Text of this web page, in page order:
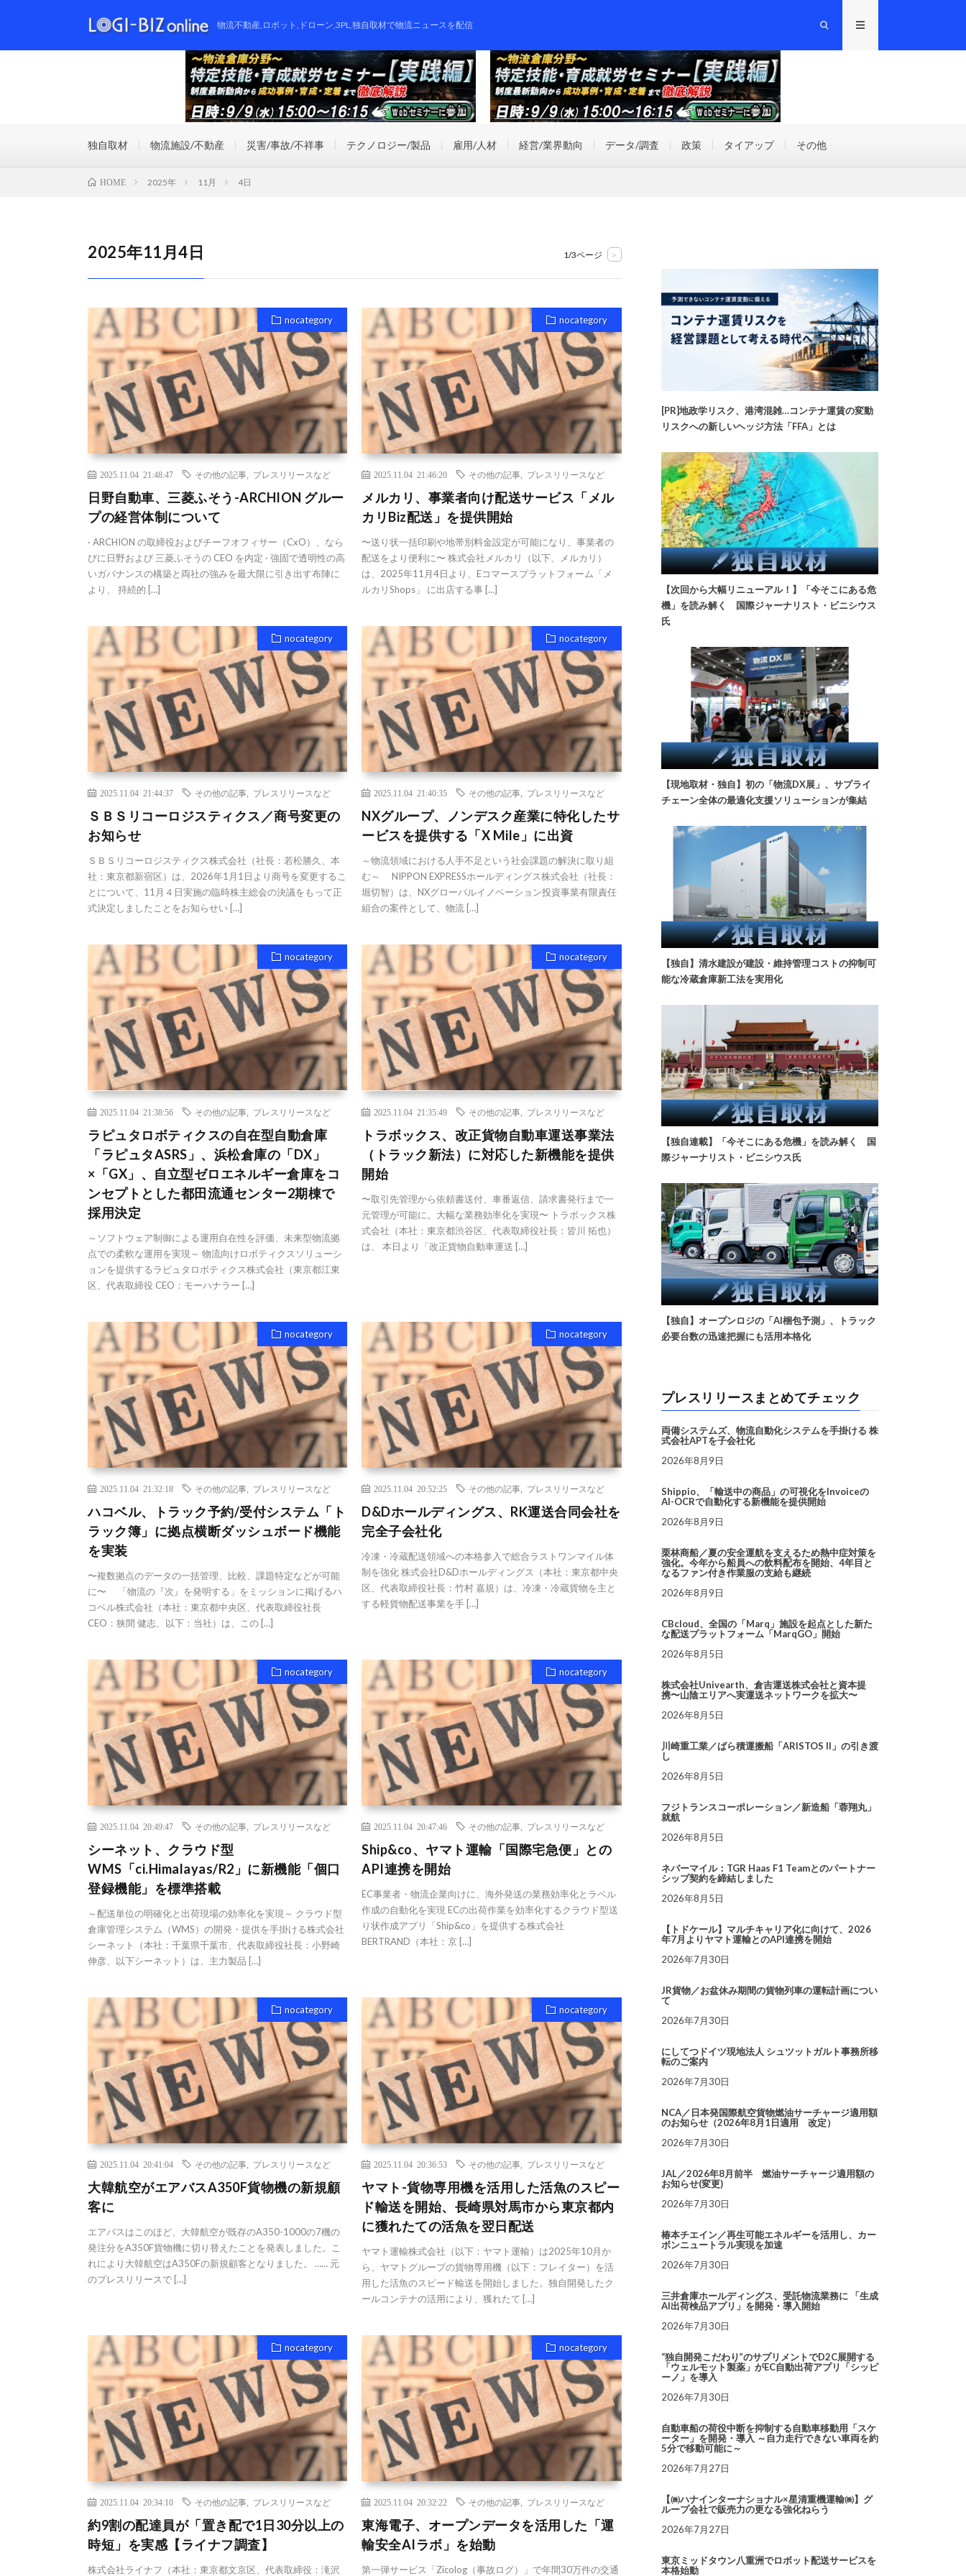
物流不動産,ロボット,ドローン,3PL,独自取材で物流ニュースを配信
独自取材 物流施設/不動産 災害/事故/不祥事 テクノロジー/製品 雇用/人材 経営/業界動向 データ/調査 政策 タイアップ その他
HOME 2025年 11月 4日
2025年11月4日 1/3ページ >
nocategory
2025.11.04 21:48:47 その他の記事 プレスリリースなど
日野自動車、三菱ふそう-ARCHION グルー
プの経営体制について
· ARCHION の取締役およびチーフオフィサー（CxO）、なら
びに日野および 三菱ふそうの CEO を内定 · 強固で透明性の高
いガバナンスの構築と両社の強みを最大限に引き出す布陣に
より、 持続的 […]
nocategory
2025.11.04 21:46:20 その他の記事 プレスリリースなど
メルカリ、事業者向け配送サービス「メル
カリBiz配送」を提供開始
〜送り状一括印刷や地帯別料金設定が可能になり、事業者の
配送をより便利に〜 株式会社メルカリ（以下、メルカリ）
は、2025年11月4日より、Eコマースプラットフォーム「メ
ルカリShops」 に出店する事 […]
nocategory
2025.11.04 21:44:37 その他の記事 プレスリリースなど
ＳＢＳリコーロジスティクス／商号変更の
お知らせ
ＳＢＳリコーロジスティクス株式会社（社長：若松勝久、本
社：東京都新宿区）は、2026年1月1日より商号を変更するこ
とについて、11月４日実施の臨時株主総会の決議をもって正
式決定しましたことをお知らせい […]
nocategory
2025.11.04 21:40:35 その他の記事 プレスリリースなど
NXグループ、ノンデスク産業に特化したサ
ービスを提供する「X Mile」に出資
～物流領域における人手不足という社会課題の解決に取り組
む～ NIPPON EXPRESSホールディングス株式会社（社長：
堀切智）は、NXグローバルイノベーション投資事業有限責任
組合の案件として、物流 […]
nocategory
2025.11.04 21:38:56 その他の記事 プレスリリースなど
ラピュタロボティクスの自在型自動倉庫
「ラピュタASRS」、浜松倉庫の「DX」
×「GX」、自立型ゼロエネルギー倉庫をコ
ンセプトとした都田流通センター2期棟で
採用決定
～ソフトウェア制御による運用自在性を評価、未来型物流拠
点での柔軟な運用を実現～ 物流向けロボティクスソリューシ
ョンを提供するラピュタロボティクス株式会社（東京都江東
区、代表取締役 CEO：モーハナラー […]
nocategory
2025.11.04 21:35:49 その他の記事 プレスリリースなど
トラボックス、改正貨物自動車運送事業法
（トラック新法）に対応した新機能を提供
開始
〜取引先管理から依頼書送付、車番返信、請求書発行まで一
元管理が可能に。大幅な業務効率化を実現〜 トラボックス株
式会社（本社：東京都渋谷区、代表取締役社長：皆川 拓也）
は、 本日より「改正貨物自動車運送 […]
nocategory
2025.11.04 21:32:18 その他の記事 プレスリリースなど
ハコベル、トラック予約/受付システム「ト
ラック簿」に拠点横断ダッシュボード機能
を実装
〜複数拠点のデータの一括管理、比較、課題特定などが可能
に〜 「物流の『次』を発明する」をミッションに掲げるハ
コベル株式会社（本社：東京都中央区、代表取締役社長
CEO：狭間 健志、以下：当社）は、この […]
nocategory
2025.11.04 20:52:25 その他の記事 プレスリリースなど
D&Dホールディングス、RK運送合同会社を
完全子会社化
冷凍・冷蔵配送領域への本格参入で総合ラストワンマイル体
制を強化 株式会社D&Dホールディングス（本社：東京都中央
区、代表取締役社長：竹村 嘉規）は、冷凍・冷蔵貨物を主と
する軽貨物配送事業を手 […]
nocategory
2025.11.04 20:49:47 その他の記事 プレスリリースなど
シーネット、クラウド型
WMS「ci.Himalayas/R2」に新機能「個口
登録機能」を標準搭載
～配送単位の明確化と出荷現場の効率化を実現～ クラウド型
倉庫管理システム（WMS）の開発・提供を手掛ける株式会社
シーネット（本社：千葉県千葉市、代表取締役社長：小野崎
伸彦、以下シーネット）は、主力製品 […]
nocategory
2025.11.04 20:47:46 その他の記事 プレスリリースなど
Ship&co、ヤマト運輸「国際宅急便」との
API連携を開始
EC事業者・物流企業向けに、海外発送の業務効率化とラベル
作成の自動化を実現 ECの出荷作業を効率化するクラウド型送
り状作成アプリ「Ship&co」を提供する株式会社
BERTRAND（本社：京 […]
nocategory
2025.11.04 20:41:04 その他の記事 プレスリリースなど
大韓航空がエアバスA350F貨物機の新規顧
客に
エアバスはこのほど、大韓航空が既存のA350-1000の7機の
発注分をA350F貨物機に切り替えたことを発表しました。こ
れにより大韓航空はA350Fの新規顧客となりました。 …… 元
のプレスリリースで […]
nocategory
2025.11.04 20:36:53 その他の記事 プレスリリースなど
ヤマト-貨物専用機を活用した活魚のスピー
ド輸送を開始、長崎県対馬市から東京都内
に獲れたての活魚を翌日配送
ヤマト運輸株式会社（以下：ヤマト運輸）は2025年10月か
ら、ヤマトグループの貨物専用機（以下：フレイター）を活
用した活魚のスピード輸送を開始しました。独自開発したク
ールコンテナの活用により、獲れたて […]
nocategory
2025.11.04 20:34:10 その他の記事 プレスリリースなど
約9割の配達員が「置き配で1日30分以上の
時短」を実感【ライナフ調査】
株式会社ライナフ（本社：東京都文京区、代表取締役：滝沢
nocategory
2025.11.04 20:32:22 その他の記事 プレスリリースなど
東海電子、オープンデータを活用した「運
輸安全AIラボ」を始動
第一弾サービス「Zicolog（事故ログ）」で年間30万件の交通
[PR]地政学リスク、港湾混雑…コンテナ運賃の変動
リスクへの新しいヘッジ方法「FFA」とは
【次回から大幅リニューアル！】「今そこにある危
機」を読み解く 国際ジャーナリスト・ビニシウス
氏
【現地取材・独自】初の「物流DX展」、サプライ
チェーン全体の最適化支援ソリューションが集結
【独自】清水建設が建設・維持管理コストの抑制可
能な冷蔵倉庫新工法を実用化
【独自連載】「今そこにある危機」を読み解く 国
際ジャーナリスト・ビニシウス氏
【独自】オープンロジの「AI梱包予測」、トラック
必要台数の迅速把握にも活用本格化
プレスリリースまとめてチェック
両備システムズ、物流自動化システムを手掛ける 株
式会社APTを子会社化
2026年8月9日
Shippio、「輸送中の商品」の可視化をInvoiceの
AI-OCRで自動化する新機能を提供開始
2026年8月9日
栗林商船／夏の安全運航を支えるため熱中症対策を
強化。今年から船員への飲料配布を開始、4年目と
なるファン付き作業服の支給も継続
2026年8月9日
CBcloud、全国の「Marq」施設を起点とした新た
な配送プラットフォーム「MarqGO」開始
2026年8月5日
株式会社Univearth、倉吉運送株式会社と資本提
携〜山陰エリアへ実運送ネットワークを拡大〜
2026年8月5日
川崎重工業／ばら積運搬船「ARISTOS II」の引き渡
し
2026年8月5日
フジトランスコーポレーション／新造船「蓉翔丸」
就航
2026年8月5日
ネバーマイル：TGR Haas F1 Teamとのパートナー
シップ契約を締結しました
2026年8月5日
【トドケール】マルチキャリア化に向けて、2026
年7月よりヤマト運輸とのAPI連携を開始
2026年7月30日
JR貨物／お盆休み期間の貨物列車の運転計画につい
て
2026年7月30日
にしてつドイツ現地法人 シュツットガルト事務所移
転のご案内
2026年7月30日
NCA／日本発国際航空貨物燃油サーチャージ適用額
のお知らせ（2026年8月1日適用 改定）
2026年7月30日
JAL／2026年8月前半 燃油サーチャージ適用額の
お知らせ(変更)
2026年7月30日
椿本チエイン／再生可能エネルギーを活用し、カー
ボンニュートラル実現を加速
2026年7月30日
三井倉庫ホールディングス、受託物流業務に 「生成
AI出荷検品アプリ」を開発・導入開始
2026年7月30日
“独自開発こだわり”のサプリメントでD2C展開する
「ウェルモット製薬」がEC自動出荷アプリ「シッピ
ーノ」を導入
2026年7月30日
自動車船の荷役中断を抑制する自動車移動用「スケ
ーター」を開発・導入 ～自力走行できない車両を約
5分で移動可能に～
2026年7月27日
【㈱ハナインターナショナル×星清重機運輸㈱】グ
ループ会社で販売力の更なる強化ねらう
2026年7月27日
東京ミッドタウン八重洲でロボット配送サービスを
本格始動